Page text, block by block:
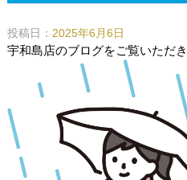
投稿日： 2025年6月6日
宇和島店のブログをご覧いただ